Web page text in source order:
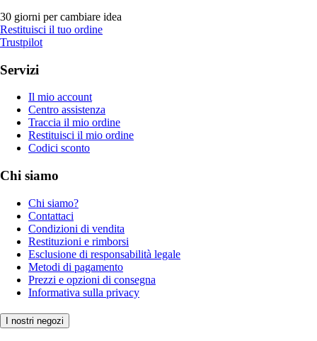
30 giorni per cambiare idea
Restituisci il tuo ordine
Trustpilot
Servizi
Il mio account
Centro assistenza
Traccia il mio ordine
Restituisci il mio ordine
Codici sconto
Chi siamo
Chi siamo?
Contattaci
Condizioni di vendita
Restituzioni e rimborsi
Esclusione di responsabilità legale
Metodi di pagamento
Prezzi e opzioni di consegna
Informativa sulla privacy
I nostri negozi